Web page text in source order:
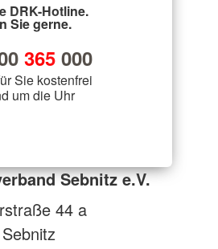
DRK-Hotline.
Sie gerne.
365000
Sie kostenfrei
um die Uhr
Sebnitz e.V.
44 a
Sebnitz